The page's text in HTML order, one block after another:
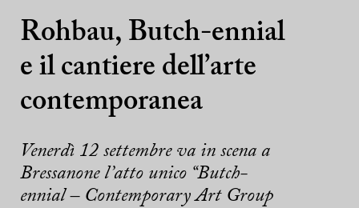
Rohbau, Butch-ennial
e il cantiere dell’arte
contemporanea
Venerdì 12 settembre va in scena a
Bressanone l’atto unico “Butch-
ennial – Contemporary Art Group